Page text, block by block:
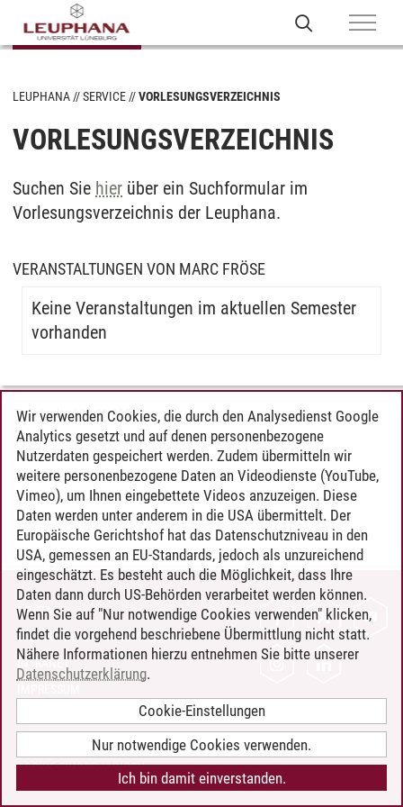
LEUPHANA SERVICE VORLESUNGSVERZEICHNIS
VORLESUNGSVERZEICHNIS
Suchen Sie hier über ein Suchformular im
Vorlesungsverzeichnis der Leuphana.
VERANSTALTUNGEN VON MARC FRÖSE
Keine Veranstaltungen im aktuellen Semester
vorhanden
Timo Leder/30.06.2024
KONTAKT
LEUPHANA ALS ARBEITGEBER
INTRANET
BARRIEREFREIHEIT
COOKIE-EINSTELLUNGEN
Wir verwenden Cookies, die durch den Analysedienst Google
Analytics gesetzt und auf denen personenbezogene
Nutzerdaten gespeichert werden. Zudem übermitteln wir
weitere personenbezogene Daten an Videodienste (YouTube,
Vimeo), um Ihnen eingebettete Videos anzuzeigen. Diese
Daten werden unter anderem in die USA übermittelt. Der
Europäische Gerichtshof hat das Datenschutzniveau in den
USA, gemessen an EU-Standards, jedoch als unzureichend
eingeschätzt. Es besteht auch die Möglichkeit, dass Ihre
Daten dann durch US-Behörden verarbeitet werden können.
Wenn Sie auf "Nur notwendige Cookies verwenden" klicken,
findet die vorgehend beschriebene Übermittlung nicht statt.
Nähere Informationen hierzu entnehmen Sie bitte unserer
Datenschutzerklärung.
Cookie-Einstellungen
Nur notwendige Cookies verwenden.
Ich bin damit einverstanden.